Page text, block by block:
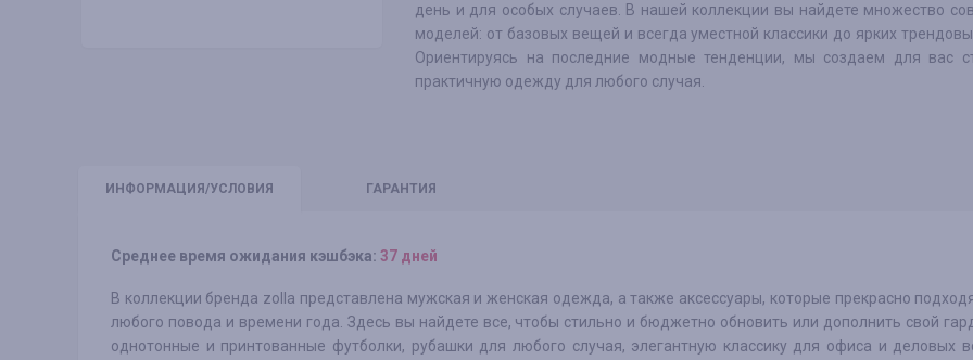
день и для особых случаев. В нашей коллекции вы найдете множество
моделей: от базовых вещей и всегда уместной классики до ярких
Ориентируясь на последние модные тенденции, мы создаем для вас
практичную одежду для любого случая.
ИНФО РМАЦИЯ/УСЛОВИЯ ГАРАНТИЯ
Среднее время ожидания кэшбэка: 37 дней
В коллекции бренда zolla представлена мужская и женская одежда, а также аксессуары, которые прекрасно
любого повода и времени года. Здесь вы найдете все, чтобы стильно и бюджетно обновить или дополнить свой
однотонные и принтованные футболки, рубашки для любого случая, элегантную классику для офиса и деловых